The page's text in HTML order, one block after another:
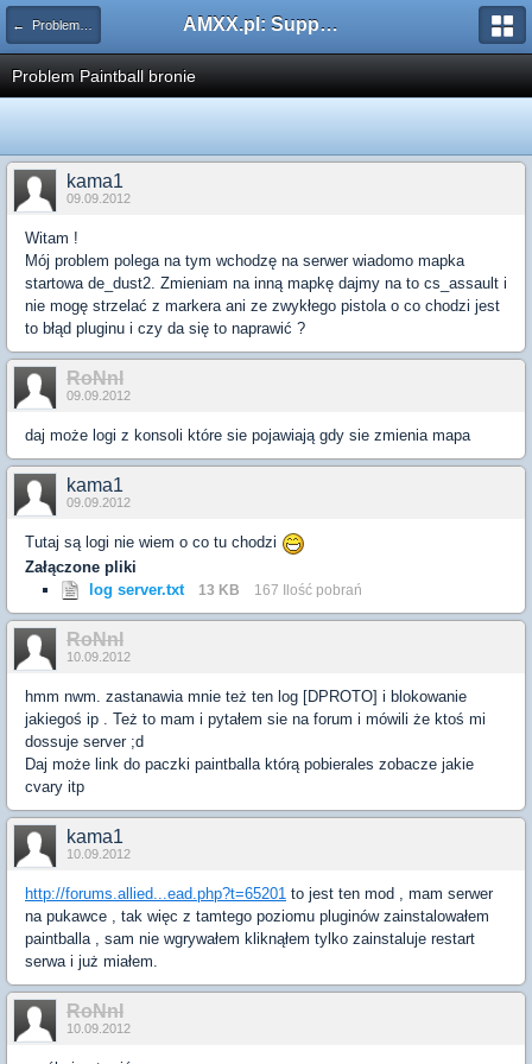
← Problemy z pluginami AMXX.pl: Support AMX Mod X i SourceMod
Problem Paintball bronie
kama1
09.09.2012
Witam !
Mój problem polega na tym wchodzę na serwer wiadomo mapka
startowa de_dust2. Zmieniam na inną mapkę dajmy na to cs_assault i
nie mogę strzelać z markera ani ze zwykłego pistola o co chodzi jest
to błąd pluginu i czy da się to naprawić ?
RoNnI
09.09.2012
daj może logi z konsoli które sie pojawiają gdy sie zmienia mapa
kama1
09.09.2012
Tutaj są logi nie wiem o co tu chodzi
Załączone pliki
log server.txt
13 KB 167 Ilość pobrań
RoNnI
10.09.2012
hmm nwm. zastanawia mnie też ten log [DPROTO] i blokowanie
jakiegoś ip . Też to mam i pytałem sie na forum i mówili że ktoś mi
dossuje server ;d
Daj może link do paczki paintballa którą pobierales zobacze jakie
cvary itp
kama1
10.09.2012
http://forums.allied...ead.php?t=65201 to jest ten mod , mam serwer
na pukawce , tak więc z tamtego poziomu pluginów zainstalowałem
paintballa , sam nie wgrywałem kliknąłem tylko zainstaluje restart
serwa i już miałem.
RoNnI
10.09.2012